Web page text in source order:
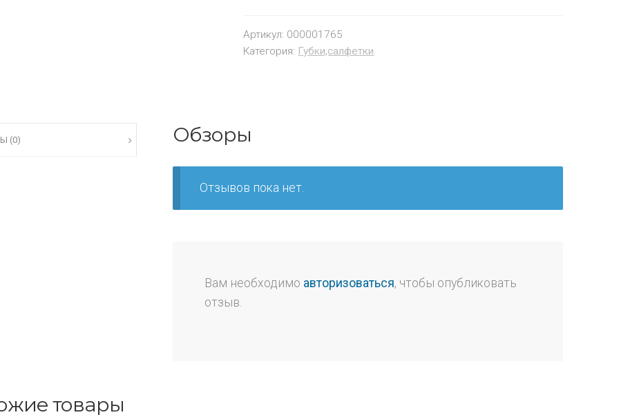
Артикул: 000001765
Категория: Губки,салфетки
(0) Обзоры
Отзывов пока нет.
Вам необходимо авторизоваться, чтобы опубликовать
отзыв.
товары